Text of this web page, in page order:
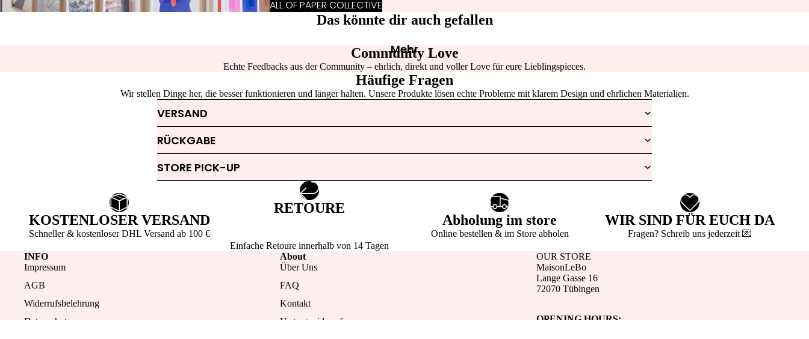
TERI
E
R
Mehr
ALL OF PAPER COLLECTIVE
Das könnte dir auch gefallen
Community Love
Echte Feedbacks aus der Community – ehrlich, direkt und voller Love für eure Lieblingspieces.
Häufige Fragen
Wir stellen Dinge her, die besser funktionieren und länger halten. Unsere Produkte lösen echte Probleme mit klarem Design und ehrlichen Materialien.
VERSAND
RÜCKGABE
STORE PICK-UP
KOSTENLOSER VERSAND
Schneller & kostenloser DHL Versand ab 100 €
RETOURE
Einfache Retoure innerhalb von 14 Tagen
Abholung im store
Online bestellen & im Store abholen
WIR SIND FÜR EUCH DA
Fragen? Schreib uns jederzeit 💌
INFO
Impressum
AGB
Widerrufsbelehrung
Datenschutz
About
Über Uns
FAQ
Kontakt
Vertrag widerrufen
OUR STORE
MaisonLeBo
Lange Gasse 16
72070 Tübingen
OPENING HOURS: